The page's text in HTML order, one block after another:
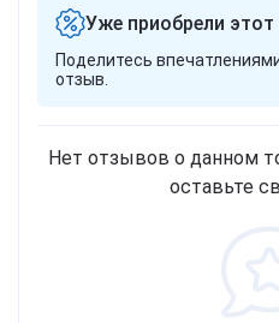
Уже приобрели этот
Поделитесь
отзыв.
Нет отзывов о данном
оставьте